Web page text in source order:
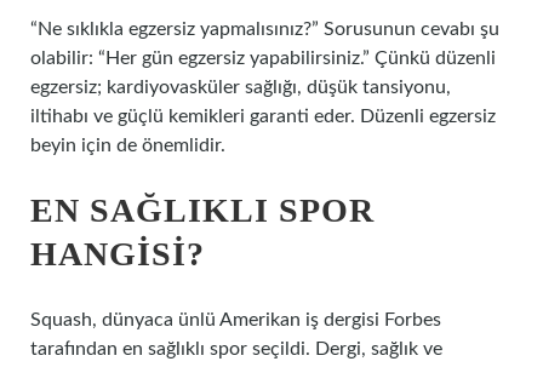
“Ne sıklıkla egzersiz yapmalısınız?” Sorusunun cevabı şu
olabilir: “Her gün egzersiz yapabilirsiniz.” Çünkü düzenli
egzersiz; kardiyovasküler sağlığı, düşük tansiyonu,
iltihabı ve güçlü kemikleri garanti eder. Düzenli egzersiz
beyin için de önemlidir.
EN SAĞLIKLI SPOR
HANGISI?
Squash, dünyaca ünlü Amerikan iş dergisi Forbes
tarafından en sağlıklı spor seçildi. Dergi, sağlık ve